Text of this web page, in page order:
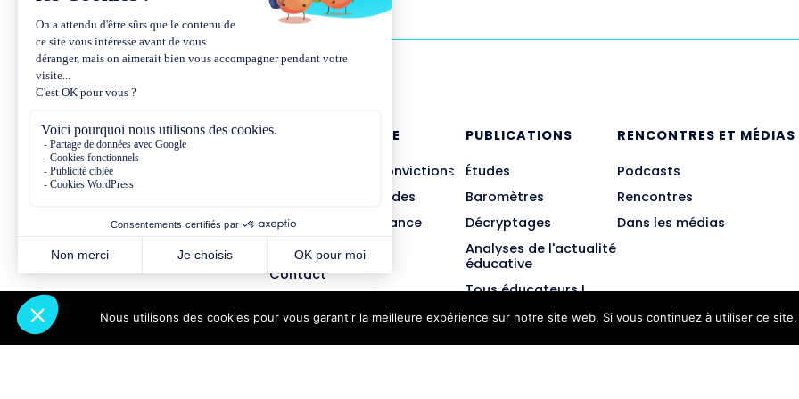
NOUS CONNAÎTRE
Présentation et convictions
Missions et méthodes
Équipe et gouvernance
Partenariats
Contact
PUBLICATIONS
Études
Baromètres
Décryptages
Analyses de l'actualité
éducative
Tous éducateurs !
RENCONTRES ET MÉDIAS
Podcasts
Rencontres
Dans les médias
Nous utilisons des cookies pour vous garantir la meilleure expérience sur notre site web. Si vous continuez à utiliser ce